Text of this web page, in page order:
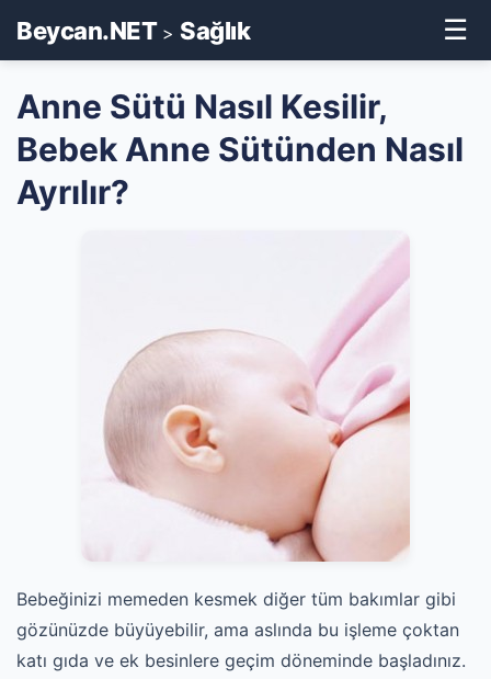
Beycan.NET> Sağlık ☰
Anne Sütü Nasıl Kesilir,
Bebek Anne Sütünden Nasıl
Ayrılır?
Bebeğinizi memeden kesmek diğer tüm bakımlar gibi
gözünüzde büyüyebilir, ama aslında bu işleme çoktan
katı gıda ve ek besinlere geçim döneminde başladınız.